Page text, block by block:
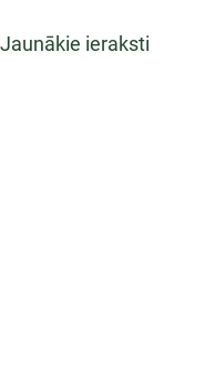
Jaunākie ieraksti